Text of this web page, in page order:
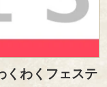
くわくフェステ